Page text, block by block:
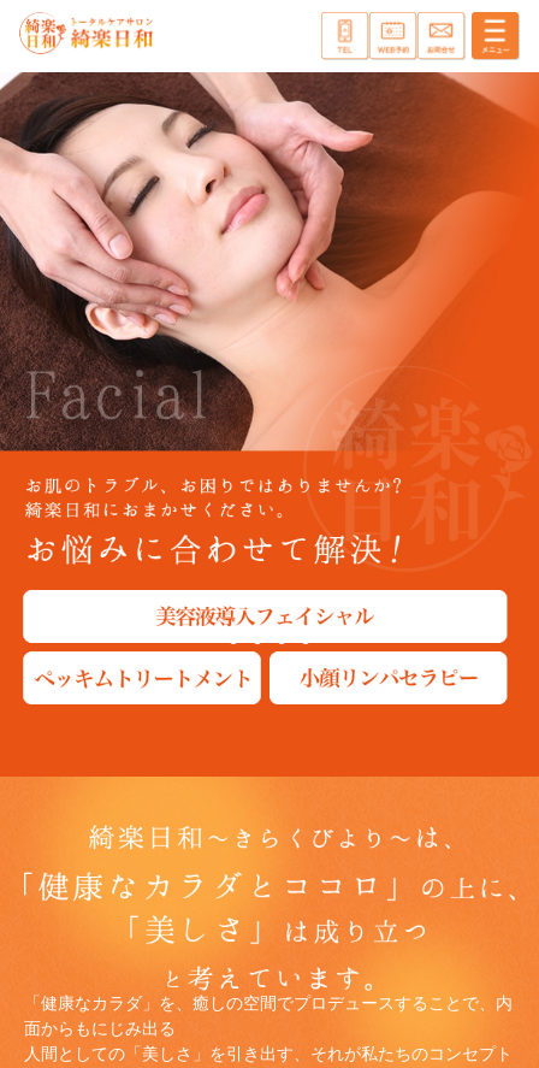
1 2 3 4
「健康なカラダ」を、癒しの空間でプロデュースすることで、内
面からもにじみ出る
人間としての「美しさ」を引き出す、それが私たちのコンセプト